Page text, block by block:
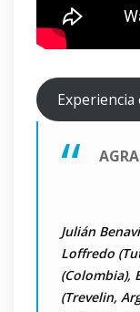
Julián
Loffredo
(Colombia),
(Trevelin,